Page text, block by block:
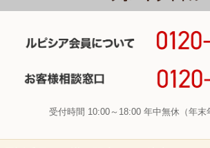
受付時間 10:00～18:00 年中無休（年末